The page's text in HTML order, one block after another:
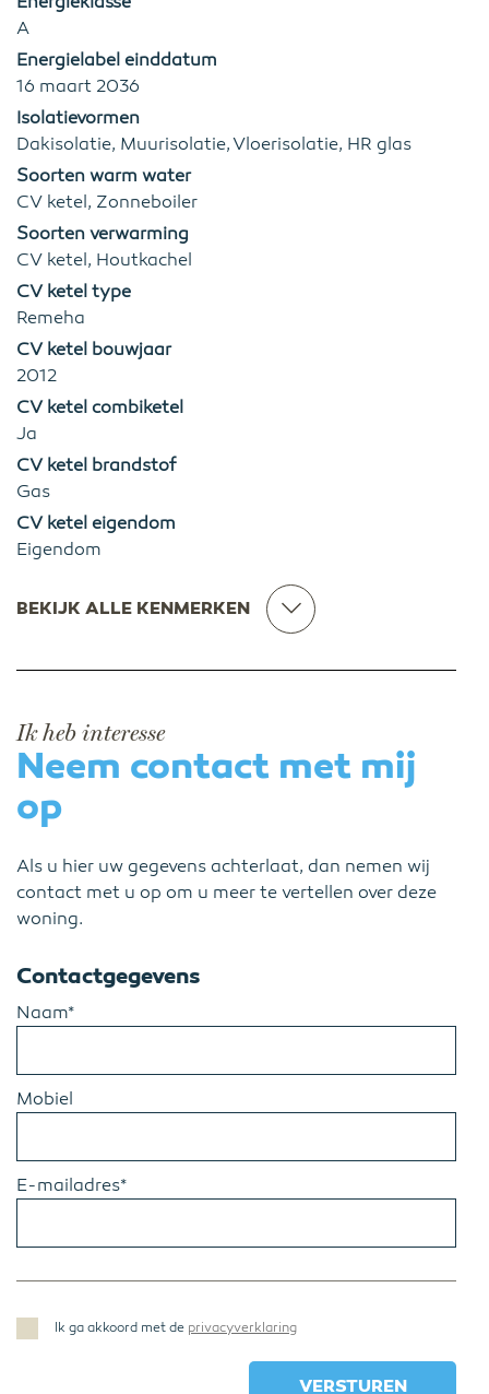
A
Energielabel einddatum
16 maart 2036
Isolatievormen
Dakisolatie, Muurisolatie, Vloerisolatie, HR glas
Soorten warm water
CV ketel, Zonneboiler
Soorten verwarming
CV ketel, Houtkachel
CV ketel type
Remeha
CV ketel bouwjaar
2012
CV ketel combiketel
Ja
CV ketel brandstof
Gas
CV ketel eigendom
Eigendom
BEKIJK ALLE KENMERKEN
Ik heb interesse
Neem contact met mij
op
Als u hier uw gegevens achterlaat, dan nemen wij
contact met u op om u meer te vertellen over deze
woning.
Contactgegevens
Naam*
Mobiel
E-mailadres*
Ik ga akkoord met de privacyverklaring